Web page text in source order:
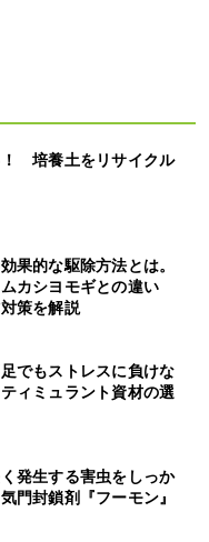
！ 培養土をリサイクル
果的な駆除方法とは。
カシヨモギとの違い
策を解説
でもストレスに負けな
ィミュラント資材の選
発生する害虫をしっか
門封鎖剤『フーモン』